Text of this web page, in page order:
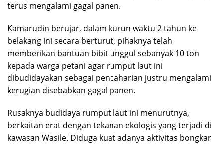
terus mengalami gagal panen.
Kamarudin berujar, dalam kurun waktu 2 tahun ke
belakang ini secara berturut, pihaknya telah
memberikan bantuan bibit unggul sebanyak 10 ton
kepada warga petani agar rumput laut ini
dibudidayakan sebagai pencaharian justru mengalami
kerugian disebabkan gagal panen.
Rusaknya budidaya rumput laut ini menurutnya,
berkaitan erat dengan tekanan ekologis yang terjadi di
kawasan Wasile. Diduga kuat adanya aktivitas bongkar